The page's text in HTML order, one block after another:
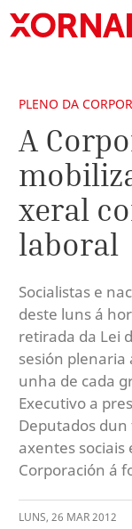
PLENO DA
A
xeral
laboral
Socialistas e
deste luns á
retirada da Lei
sesión plenaria
unha de cada
Executivo a
Deputados
axentes sociais
Corporación á
LUNS, 26 MAR2012